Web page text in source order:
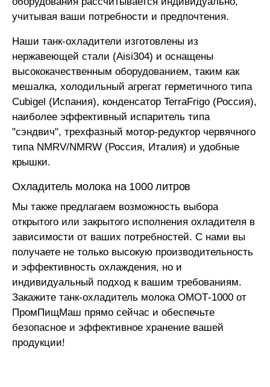
учитывая ваши потребности и предпочтения.
Наши танк-охладители изготовлены из
нержавеющей стали (Aisi304) и оснащены
высококачественным оборудованием, таким как
мешалка, холодильный агрегат герметичного типа
Cubigel (Испания), конденсатор TerraFrigo (Россия),
наиболее эффективный испаритель типа
"сэндвич", трехфазный мотор-редуктор червячного
типа NMRV/NMRW (Россия, Италия) и удобные
крышки.
Охладитель молока на 1000 литров
Мы также предлагаем возможность выбора
открытого или закрытого исполнения охладителя в
зависимости от ваших потребностей. С нами вы
получаете не только высокую производительность
и эффективность охлаждения, но и
индивидуальный подход к вашим требованиям.
Закажите танк-охладитель молока ОМОТ-1000 от
ПромПищМаш прямо сейчас и обеспечьте
безопасное и эффективное хранение вашей
продукции!